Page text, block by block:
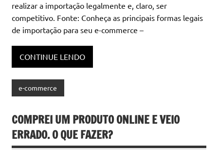
realizar a importação legalmente e, claro, ser
competitivo. Fonte: Conheça as principais formas legais
de importação para seu e-commerce –
CONTINUE LENDO
e-commerce
COMPREI UM PRODUTO ONLINE E VEIO
ERRADO. O QUE FAZER?